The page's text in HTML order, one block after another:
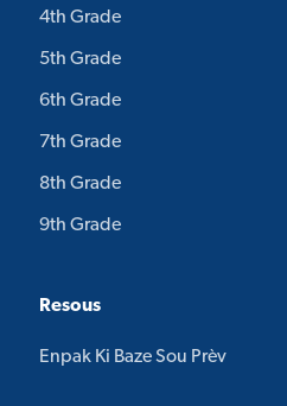
4th Grade
5th Grade
6th Grade
7th Grade
8th Grade
9th Grade
Resous
Enpak Ki Baze Sou Prèv